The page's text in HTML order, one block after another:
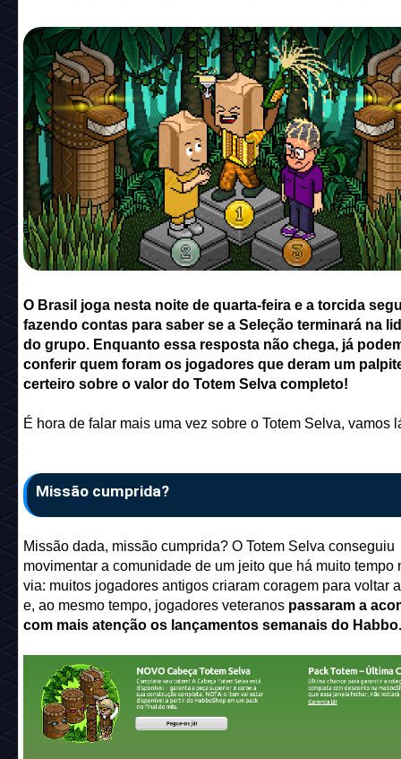
segue fazendo contas para saber se a
terminará na liderança do grupo. E...
O Brasil joga nesta noite de quarta-feira e a torcida
fazendo contas para saber se a Seleção terminará na
do grupo. Enquanto essa resposta não chega, já
conferir quem foram os jogadores que deram um
certeiro sobre o valor do Totem Selva completo!
É hora de falar mais uma vez sobre o Totem Selva, vamos
Missão cumprida?
Missão dada, missão cumprida? O Totem Selva conseguiu
movimentar a comunidade de um jeito que há muito tempo
via: muitos jogadores antigos criaram coragem para voltar
e, ao mesmo tempo, jogadores veteranos passaram a
com mais atenção os lançamentos semanais do Habbo.